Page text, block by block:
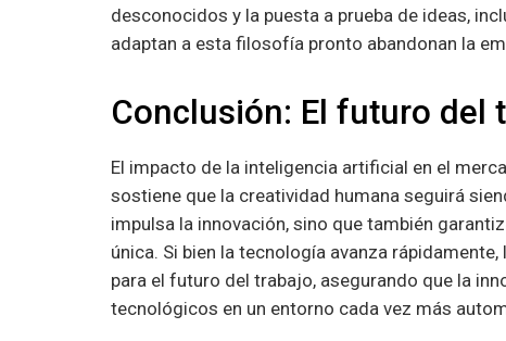
desconocidos y la puesta a prueba de ideas,
adaptan a esta filosofía pronto abandonan la
Conclusión: El futuro del
El impacto de la inteligencia artificial en el
sostiene que la creatividad humana seguirá
impulsa la innovación, sino que también
única. Si bien la tecnología avanza
para el futuro del trabajo, asegurando que la
tecnológicos en un entorno cada vez más